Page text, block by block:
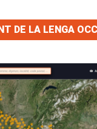
DE LA LENGA